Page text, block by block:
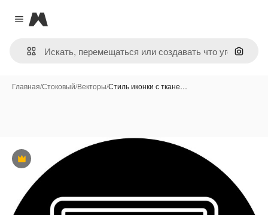
Close menu
Magnific
Поиск
Главная/Стоковый/Векторы/Стиль иконки с ткане…
Премиум